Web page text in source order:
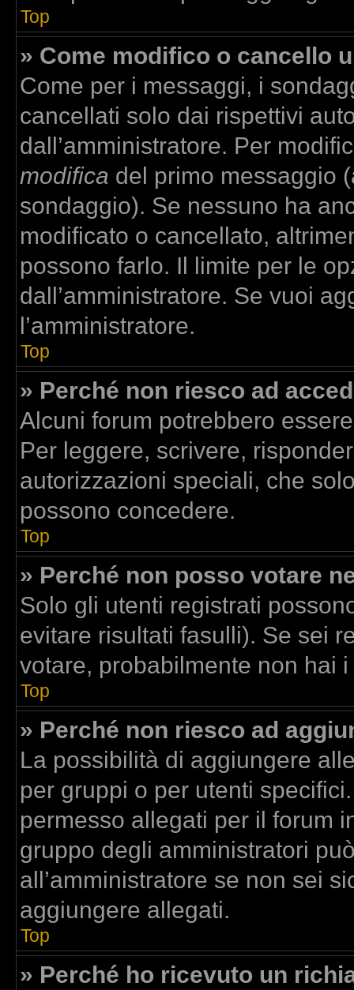
Top
» Come modifico o cancello
Come per i messaggi, i
cancellati solo dai rispettivi
dall’amministratore. Per
modifica del primo messaggio
sondaggio). Se nessuno ha
modificato o cancellato,
possono farlo. Il limite per le
dall’amministratore. Se vuoi
l’amministratore.
Top
» Perché non riesco ad
Alcuni forum potrebbero
Per leggere, scrivere,
autorizzazioni speciali, che
possono concedere.
Top
» Perché non posso votare
Solo gli utenti registrati
evitare risultati fasulli). Se sei
votare, probabilmente non hai
Top
» Perché non riesco ad
La possibilità di aggiungere
per gruppi o per utenti
permesso allegati per il forum
gruppo degli amministratori
all’amministratore se non sei
aggiungere allegati.
Top
» Perché ho ricevuto un